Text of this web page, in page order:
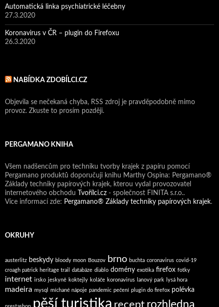
Automatická linka psychiatrické léčebny
27.3.2020
Koronavirus v ČR – plugin do Firefoxu
26.3.2020
NABÍDKA ZDOBÍLCI.CZ
Objevila se nečekaná chyba, RSS zdroj je pravděpodobně mimo
provoz. Zkuste to prosím později.
PERGAMANO KNIHA
Všem nadšencům pro techniku tvorby krajek z papíru pomocí
Pergamano produktů doporučuji knihu Marthy Ospina: Pergamano®
Základy techniky papírových krajek, kterou vydal provozovatel
internetového obchodu
Tvořílci.cz - společnost FINITA s.r.o..
Více informací zde: Pergamano® Základy techniky papírových krajek.
OKRUHY
austerlitz beskydy bloody moon Bouzov brno buchta coronavirus covid-19
croagh patrick heritage trail
databáze diablo domény exotika firefox fotky
internet irsko jeskyně koktejly koláče koronavirus lanový park lysá hora
madeira mysql míchané nápoje pandemic pečení plugin do firefox polévka
pěší turistika recept rozhledna